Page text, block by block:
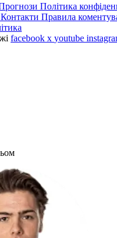
Політика
Контакти Правила
facebook x youtube